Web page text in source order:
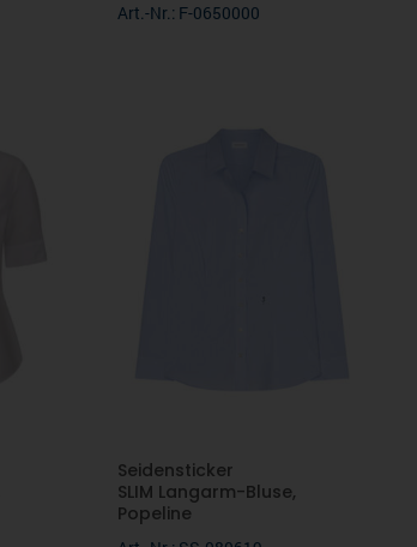
Art.-Nr.: F-0650000
Seidensticker
SLIM Langarm-Bluse,
Popeline